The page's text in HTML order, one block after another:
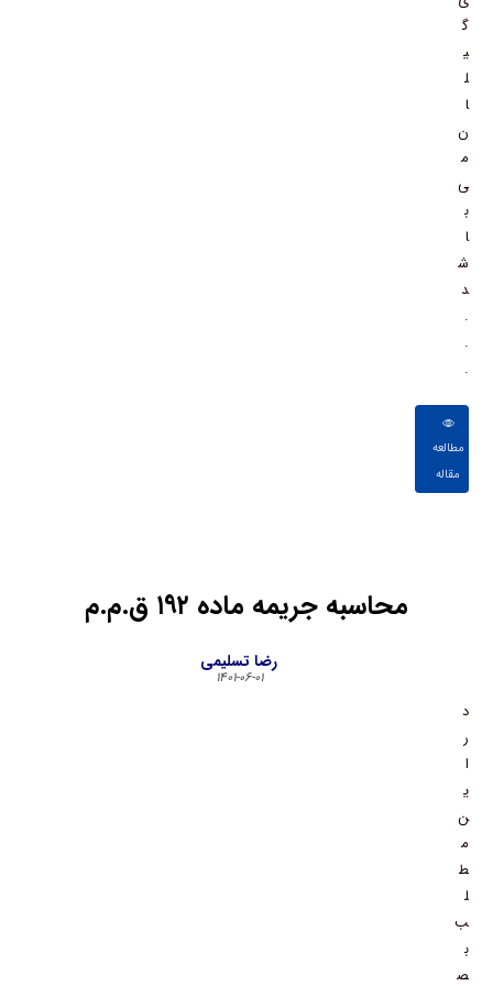
گ
ی
ل
ا
ن
م
ی
ب
ا
ش
د
.
.
.
مطالعه
مقاله
محاسبه جریمه ماده ۱۹۲ ق.م.م
رضا تسلیمی
۱۴۰۱-۰۶-۰۱
د
ر
ا
ی
ن
م
ط
ل
ب
ب
ص